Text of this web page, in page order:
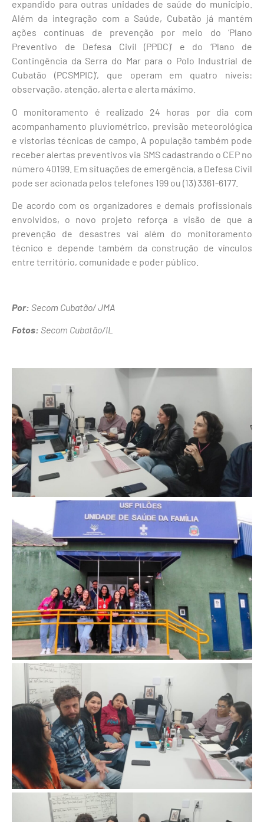
expandido para outras unidades de saúde do município.
Além da integração com a Saúde, Cubatão já mantém
ações contínuas de prevenção por meio do ‘Plano
Preventivo de Defesa Civil (PPDC)’ e do ‘Plano de
Contingência da Serra do Mar para o Polo Industrial de
Cubatão (PCSMPIC)’, que operam em quatro níveis:
observação, atenção, alerta e alerta máximo.
O monitoramento é realizado 24 horas por dia com
acompanhamento pluviométrico, previsão meteorológica
e vistorias técnicas de campo. A população também pode
receber alertas preventivos via SMS cadastrando o CEP no
número 40199. Em situações de emergência, a Defesa Civil
pode ser acionada pelos telefones 199 ou (13) 3361-6177.
De acordo com os organizadores e demais profissionais
envolvidos, o novo projeto reforça a visão de que a
prevenção de desastres vai além do monitoramento
técnico e depende também da construção de vínculos
entre território, comunidade e poder público.
Por: Secom Cubatão/ JMA
Fotos: Secom Cubatão/IL